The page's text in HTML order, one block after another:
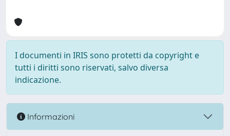
I documenti in IRIS sono protetti da copyright e
tutti i diritti sono riservati, salvo diversa
indicazione.
Informazioni